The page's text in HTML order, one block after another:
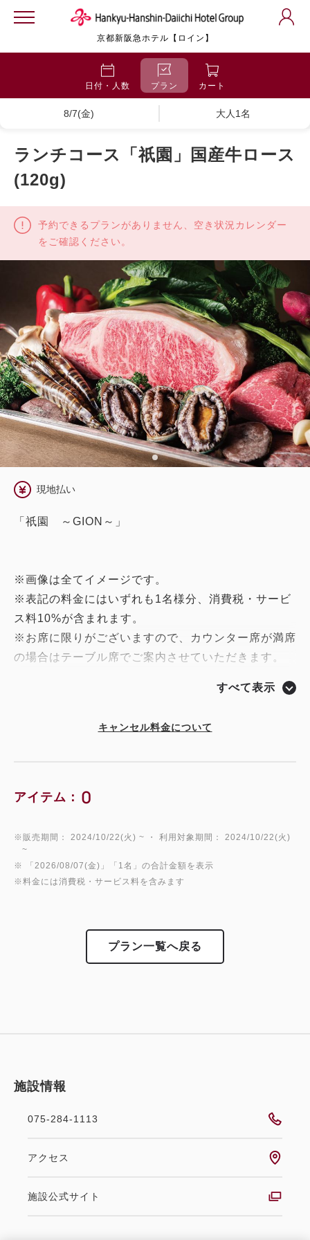
京都新阪急ホテル【ロイン】
日付・人数 プラン カート
8/7(金) 大人1名
ランチコース「祇園」国産牛ロース
(120g)
予約できるプランがありません、空き状況カレンダー
をご確認ください。
現地払い
「祇園 ～GION～」
※画像は全てイメージです。
※表記の料金にはいずれも1名様分、消費税・サービ
ス料10%が含まれます。
※お席に限りがございますので、カウンター席が満席
の場合はテーブル席でご案内させていただきます。
すべて表示
キャンセル料金について
アイテム： 0
※販売期間： 2024/10/22(火) ~ ・ 利用対象期間： 2024/10/22(火)
~
※ 「2026/08/07(金)」「1名」の合計金額を表示
※料金には消費税・サービス料を含みます
プラン一覧へ戻る
施設情報
075-284-1113
アクセス
施設公式サイト